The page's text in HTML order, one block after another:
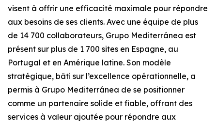
visent à offrir une efficacité maximale pour répondre
aux besoins de ses clients. Avec une équipe de plus
de 14 700 collaborateurs, Grupo Mediterránea est
présent sur plus de 1 700 sites en Espagne, au
Portugal et en Amérique latine. Son modèle
stratégique, bâti sur l’excellence opérationnelle, a
permis à Grupo Mediterránea de se positionner
comme un partenaire solide et fiable, offrant des
services à valeur ajoutée pour répondre aux